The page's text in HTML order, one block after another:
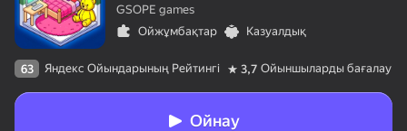
GSOPE games
Ойжұмбақтар
Казуалдық
63 Яндекс Ойындарының Рейтингі 3,7 Ойыншыларды бағалау
Ойнау